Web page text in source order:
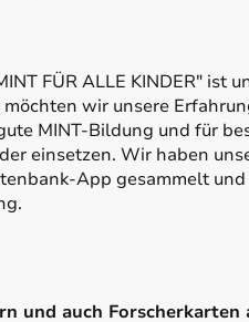
FÜR ALLE KINDER" ist
möchten wir unsere
MINT-Bildung und für
einsetzen. Wir haben
App gesammelt
und auch Forscherkarten